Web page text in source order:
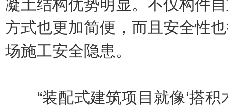
凝土结构优势明显。不仅构件
方式也更加简便，而且安全性
场施工安全隐患。
“装配式建筑项目就像‘搭积